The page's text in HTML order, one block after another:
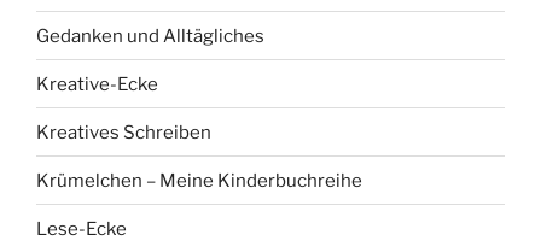
Gedanken und Alltägliches
Kreative-Ecke
Kreatives Schreiben
Krümelchen – Meine Kinderbuchreihe
Lese-Ecke